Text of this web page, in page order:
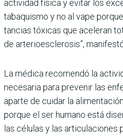
actividad física y evitar los
tabaquismo y no al vape
tancias tóxicas que aceleran
de arterioesclerosis”,
La médica recomendó la
necesaria para prevenir las
aparte de cuidar la
porque el ser humano está
las células y las articulaciones